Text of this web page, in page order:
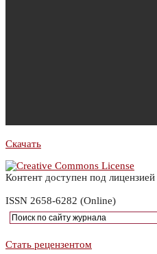
Скачать
Контент доступен под лицензией
ISSN 2658-6282 (Online)
Стать рецензентом